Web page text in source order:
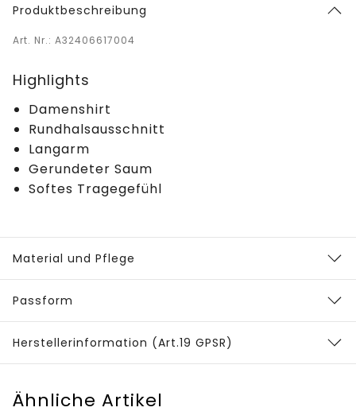
Produktbeschreibung
Art. Nr.: A32406617004
Highlights
Damenshirt
Rundhalsausschnitt
Langarm
Gerundeter Saum
Softes Tragegefühl
Material und Pflege
Passform
Herstellerinformation (Art.19 GPSR)
Ähnliche Artikel